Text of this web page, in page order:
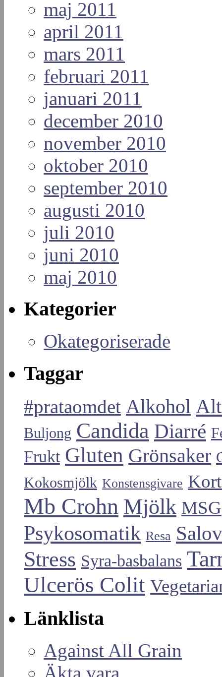
maj 2011
april 2011
mars 2011
februari 2011
januari 2011
december 2010
november 2010
oktober 2010
september 2010
augusti 2010
juli 2010
juni 2010
maj 2010
Kategorier
Okategoriserade
Taggar
#prataomdet Alkohol
Buljong Candida Diarré
Frukt Gluten Grönsaker
Kokosmjölk Konstensgivare
Mb Crohn Mjölk MSG
Psykosomatik Resa
Stress Syra-basbalans
Ulcerös Colit
Länklista
Against All Grain